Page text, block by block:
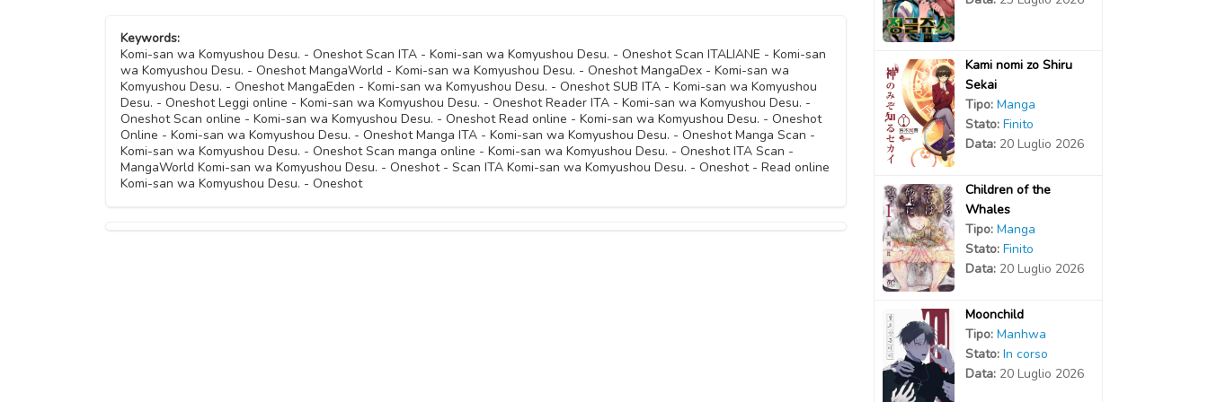
Keywords:
Komi-san wa Komyushou Desu. - Oneshot Scan ITA - Komi-san wa Komyushou Desu. - Oneshot Scan ITALIANE - Komi-san
wa Komyushou Desu. - Oneshot MangaWorld - Komi-san wa Komyushou Desu. - Oneshot MangaDex - Komi-san wa
Komyushou Desu. - Oneshot MangaEden - Komi-san wa Komyushou Desu. - Oneshot SUB ITA - Komi-san wa Komyushou
Desu. - Oneshot Leggi online - Komi-san wa Komyushou Desu. - Oneshot Reader ITA - Komi-san wa Komyushou Desu. -
Oneshot Scan online - Komi-san wa Komyushou Desu. - Oneshot Read online - Komi-san wa Komyushou Desu. - Oneshot
Online - Komi-san wa Komyushou Desu. - Oneshot Manga ITA - Komi-san wa Komyushou Desu. - Oneshot Manga Scan -
Komi-san wa Komyushou Desu. - Oneshot Scan manga online - Komi-san wa Komyushou Desu. - Oneshot ITA Scan -
MangaWorld Komi-san wa Komyushou Desu. - Oneshot - Scan ITA Komi-san wa Komyushou Desu. - Oneshot - Read online
Komi-san wa Komyushou Desu. - Oneshot
Kami nomi zo Shiru
Sekai
Tipo: Manga
Stato: Finito
Data: 20 Luglio 2026
Children of the
Whales
Tipo: Manga
Stato: Finito
Data: 20 Luglio 2026
Moonchild
Tipo: Manhwa
Stato: In corso
Data: 20 Luglio 2026